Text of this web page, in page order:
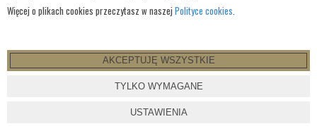
Więcej o plikach cookies przeczytasz w naszej Polityce cookies.
AKCEPTUJĘ WSZYSTKIE
TYLKO WYMAGANE
USTAWIENIA
© WSZELKIE PRAWA ZASTRZEŻONE 2017 |PIELEGNACJAAUT.PL